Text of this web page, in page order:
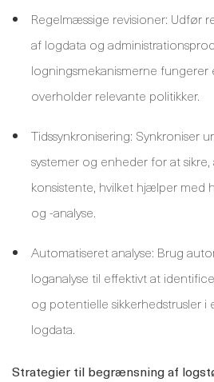
Regelmæssige revisioner: Udfør
af logdata og
logningsmekanismerne
overholder relevante politikker.
Tidssynkronisering: Synkroniser
systemer og enheder for at
konsistente, hvilket hjælper med
og -analyse.
Automatiseret analyse: Brug
loganalyse til effektivt at
og potentielle sikkerhedstrusler
logdata.
Strategier til begrænsning af